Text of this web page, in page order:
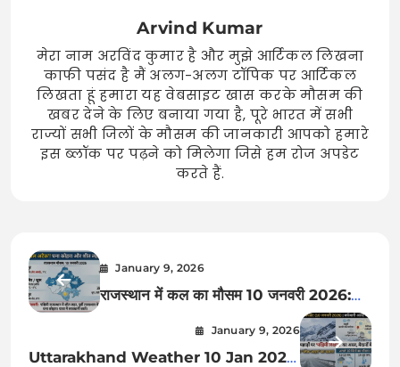
Arvind Kumar
मेरा नाम अरविंद कुमार है और मुझे आर्टिकल लिखना
काफी पसंद है मैं अलग-अलग टॉपिक पर आर्टिकल
लिखता हूं हमारा यह वेबसाइट खास करके मौसम की
खबर देने के लिए बनाया गया है, पूरे भारत में सभी
राज्यों सभी जिलों के मौसम की जानकारी आपको हमारे
इस ब्लॉक पर पढ़ने को मिलेगा जिसे हम रोज अपडेट
करते हैं.
January 9, 2026
राजस्थान में कल का मौसम 10 जनवरी 2026:
अगले 10 दिन कैसा रहेगा मौसम? जयपुर-कोटा में
कोहरे का रेड अलर्ट!
January 9, 2026
Uttarakhand Weather 10 Jan 2026: